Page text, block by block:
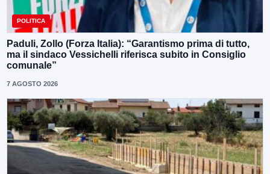
POLITICA
Paduli, Zollo (Forza Italia): “Garantismo prima di tutto,
ma il sindaco Vessichelli riferisca subito in Consiglio
comunale”
7 AGOSTO 2026